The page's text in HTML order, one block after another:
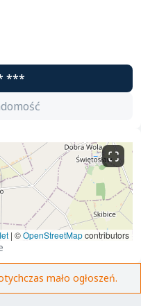
***
| ©OpenStreetMapcontributors
mało ogłoszeń.